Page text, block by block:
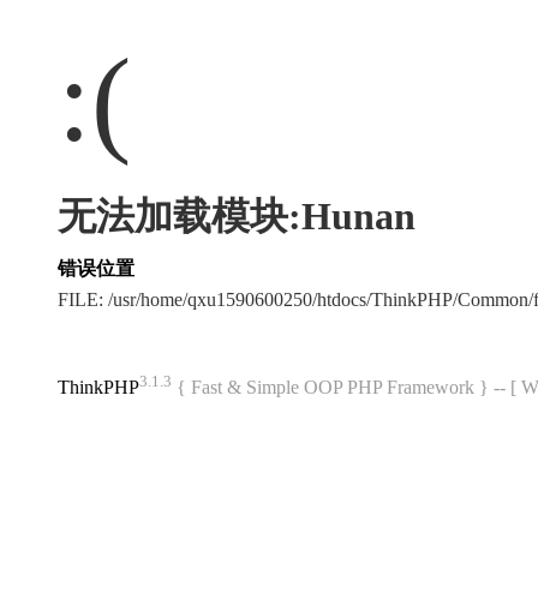
:(
无法加载模块:Hunan
错误位置
FILE: /usr/home/qxu1590600250/htdocs/ThinkPHP/
ThinkPHP3.1.3 { Fast & Simple OOP PHP Framework } -- [